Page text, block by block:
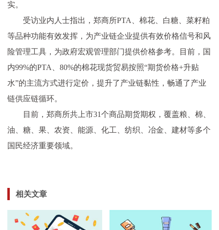
实。
受访业内人士指出，郑商所PTA、棉花、白糖、菜籽粕
等品种功能有效发挥，为产业链企业提供有效价格信号和风
险管理工具，为政府宏观管理部门提供价格参考。目前，国
内99%的PTA、80%的棉花现货贸易按照“期货价格+升贴
水”的主流方式进行定价，提升了产业链黏性，畅通了产业
链供应链循环。
目前，郑商所共上市31个商品期货期权，覆盖粮、棉、
油、糖、果、农资、能源、化工、纺织、冶金、建材等多个
国民经济重要领域。
相关文章